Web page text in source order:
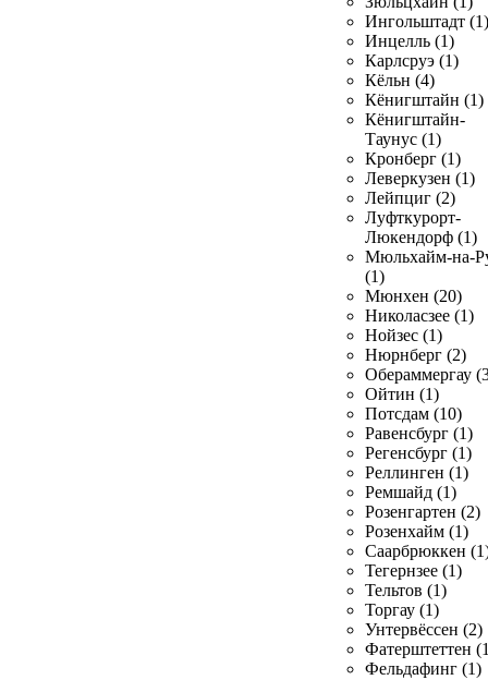
Ингольштадт (1)
Инцелль (1)
Карлсруэ (1)
Кёльн (4)
Кёнигштайн (1)
Кёнигштайн-
Таунус (1)
Кронберг (1)
Леверкузен (1)
Лейпциг (2)
Луфткурорт-
Люкендорф (1)
Мюльхайм-на-
(1)
Мюнхен (20)
Николасзее (1)
Нойзес (1)
Нюрнберг (2)
Обераммергау
Ойтин (1)
Потсдам (10)
Равенсбург (1)
Регенсбург (1)
Реллинген (1)
Ремшайд (1)
Розенгартен (2)
Розенхайм (1)
Саарбрюккен
Тегернзее (1)
Тельтов (1)
Торгау (1)
Унтервёссен (2)
Фатерштеттен
Фельдафинг (1)